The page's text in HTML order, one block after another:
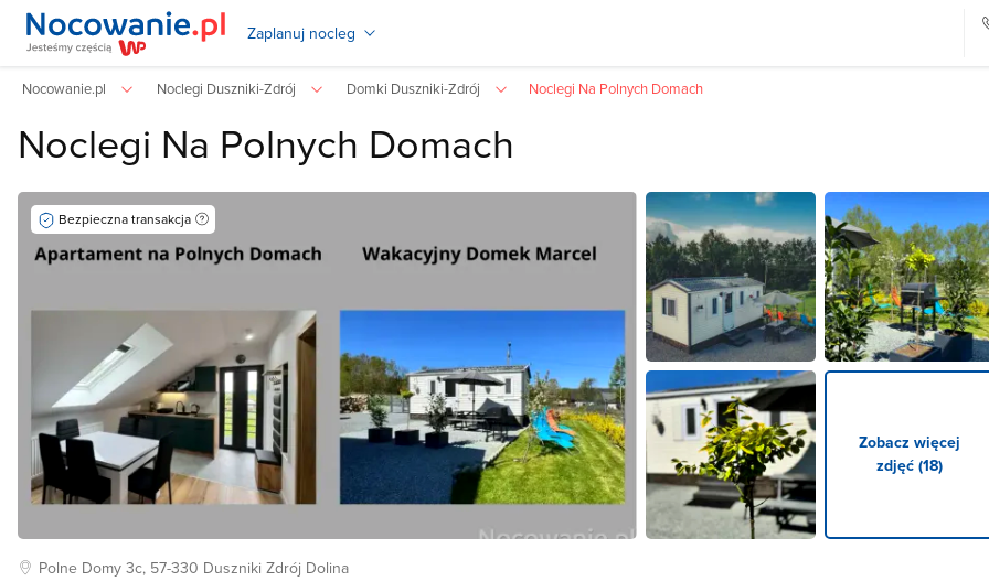
Zaplanuj nocleg
Nocowanie.pl Noclegi Duszniki-Zdrój Domki Duszniki-Zdrój Noclegi Na Polnych Domach
Noclegi Na Polnych Domach
Zobacz więcej
zdjęć (18)
Bezpieczna transakcja
Polne Domy3c, 57-330 Duszniki Zdrój Dolina